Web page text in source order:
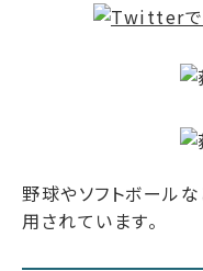
野球やソフトボール
用されています。